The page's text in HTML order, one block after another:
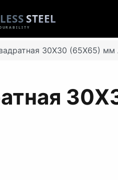
30Х30 (65Х65) мм